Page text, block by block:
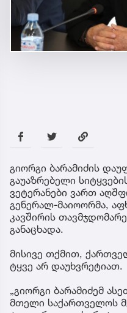
გიორგი ბარამიძის
გაუაზრებელი
ვეტერანები ვართ
გენერალ-მაიოორმა,
კავშირის
განაცხადა.
მისივე თქმით,
ტყვე არ დაუხვრეტიათ.
„გიორგი ბარამიძემ
მთელი საქართველოს